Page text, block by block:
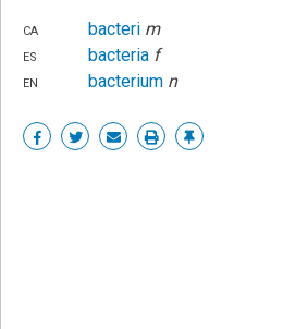
ca
bacteri m
es
bacteria f
en
bacterium n
Share ShareSharePrint Enllaç